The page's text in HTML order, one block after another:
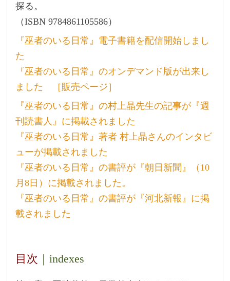
探る。
（ISBN 9784861105586）
『巫者のいる日常』電子書籍を配信開始しまし
た
『巫者のいる日常』のオンデマンド版が出来し
ました
［販売ページ］
『巫者のいる日常』の村上晶先生の記事が『週
刊読書人』に掲載されました
『巫者のいる日常』著者 村上晶さんのインタビ
ューが掲載されました
『巫者のいる日常』の書評が『朝日新聞』（10
月8日）に掲載されました。
『巫者のいる日常』の書評が『河北新報』に掲
載されました
目次 ｜indexes